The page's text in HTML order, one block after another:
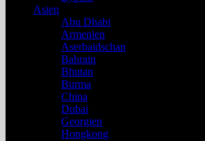
Asien
Abu Dhabi
Armenien
Aserbaidschan
Bahrain
Bhutan
Burma
China
Dubai
Georgien
Hongkong